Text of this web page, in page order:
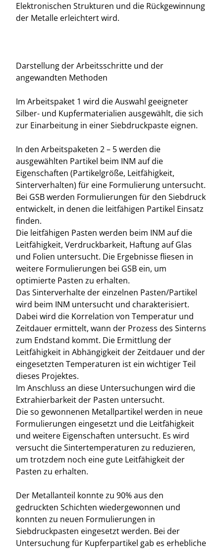
Elektronischen Strukturen und die Rückgewinnung
der Metalle erleichtert wird.
Darstellung der Arbeitsschritte und der
angewandten Methoden
Im Arbeitspaket 1 wird die Auswahl geeigneter
Silber- und Kupfermaterialien ausgewählt, die sich
zur Einarbeitung in einer Siebdruckpaste eignen.
In den Arbeitspaketen 2 – 5 werden die
ausgewählten Partikel beim INM auf die
Eigenschaften (Partikelgröße, Leitfähigkeit,
Sinterverhalten) für eine Formulierung untersucht.
Bei GSB werden Formulierungen für den Siebdruck
entwickelt, in denen die leitfähigen Partikel Einsatz
finden.
Die leitfähigen Pasten werden beim INM auf die
Leitfähigkeit, Verdruckbarkeit, Haftung auf Glas
und Folien untersucht. Die Ergebnisse fliesen in
weitere Formulierungen bei GSB ein, um
optimierte Pasten zu erhalten.
Das Sinterverhalte der einzelnen Pasten/Partikel
wird beim INM untersucht und charakterisiert.
Dabei wird die Korrelation von Temperatur und
Zeitdauer ermittelt, wann der Prozess des Sinterns
zum Endstand kommt. Die Ermittlung der
Leitfähigkeit in Abhängigkeit der Zeitdauer und der
eingesetzten Temperaturen ist ein wichtiger Teil
dieses Projektes.
Im Anschluss an diese Untersuchungen wird die
Extrahierbarkeit der Pasten untersucht.
Die so gewonnenen Metallpartikel werden in neue
Formulierungen eingesetzt und die Leitfähigkeit
und weitere Eigenschaften untersucht. Es wird
versucht die Sintertemperaturen zu reduzieren,
um trotzdem noch eine gute Leitfähigkeit der
Pasten zu erhalten.
Der Metallanteil konnte zu 90% aus den
gedruckten Schichten wiedergewonnen und
konnten zu neuen Formulierungen in
Siebdruckpasten eingesetzt werden. Bei der
Untersuchung für Kupferpartikel gab es erhebliche